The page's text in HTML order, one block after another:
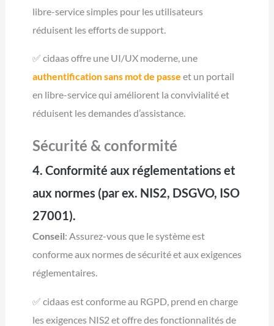
libre-service simples pour les utilisateurs
réduisent les efforts de support.
✅ cidaas offre une UI/UX moderne, une
authentification sans mot de passe et un portail
en libre-service qui améliorent la convivialité et
réduisent les demandes d’assistance.
Sécurité & conformité
4. Conformité aux réglementations et
aux normes (par ex. NIS2, DSGVO, ISO
27001).
Conseil: Assurez-vous que le système est
conforme aux normes de sécurité et aux exigences
réglementaires.
✅ cidaas est conforme au RGPD, prend en charge
les exigences NIS2 et offre des fonctionnalités de